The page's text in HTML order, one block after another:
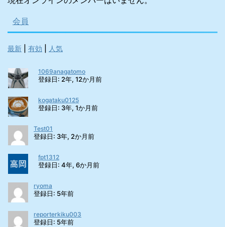
会員
最新 有効 人気
1069anagatomo
登録日: 2年, 12か月前
kogataku0125
登録日: 3年, 1か月前
Test01
登録日: 3年, 2か月前
fpt1312
登録日: 4年, 6か月前
ryoma
登録日: 5年前
reporterkiku003
登録日: 5年前